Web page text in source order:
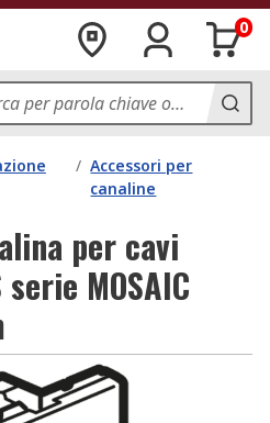
0
/ Accessori per
canaline
per cavi
MOSAIC